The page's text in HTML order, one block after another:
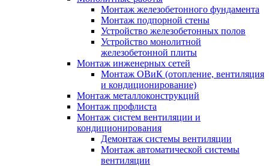
Монтаж железобетонного фундамента
Монтаж подпорной стены
Устройство железобетонных полов
Устройство монолитной
железобетонной плиты
Монтаж инженерных сетей
Монтаж ОВиК (отопление, вентиляция
и кондиционирование)
Монтаж металлоконструкций
Монтаж профлиста
Монтаж систем вентиляции и
кондиционирования
Демонтаж системы вентиляции
Монтаж автоматической системы
вентиляции